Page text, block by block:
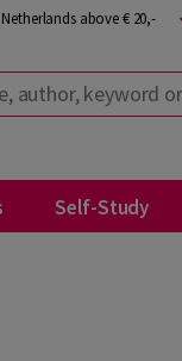
above € 20,-
keyword or ISBN
Self-Study